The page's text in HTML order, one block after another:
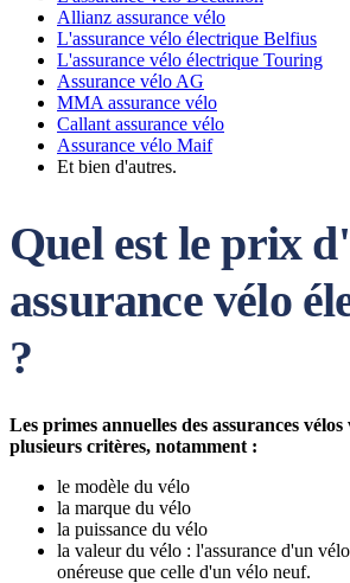
Allianz assurance vélo
L'assurance vélo électrique Belfius
L'assurance vélo électrique Touring
Assurance vélo AG
MMA assurance vélo
Callant assurance vélo
Assurance vélo Maif
Et bien d'autres.
Quel est le prix
assurance vélo
?
Les primes annuelles des assurances
plusieurs critères, notamment :
le modèle du vélo
la marque du vélo
la puissance du vélo
la valeur du vélo : l'assurance d'un
onéreuse que celle d'un vélo neuf.